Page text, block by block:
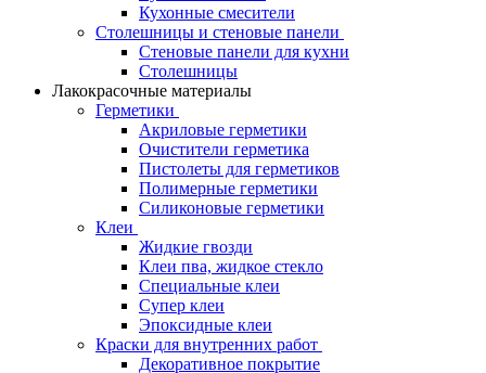
Кухонные смесители
Столешницы и стеновые панели
Стеновые панели для кухни
Столешницы
Лакокрасочные материалы
Герметики
Акриловые герметики
Очистители герметика
Пистолеты для герметиков
Полимерные герметики
Силиконовые герметики
Клеи
Жидкие гвозди
Клеи пва, жидкое стекло
Специальные клеи
Супер клеи
Эпоксидные клеи
Краски для внутренних работ
Декоративное покрытие